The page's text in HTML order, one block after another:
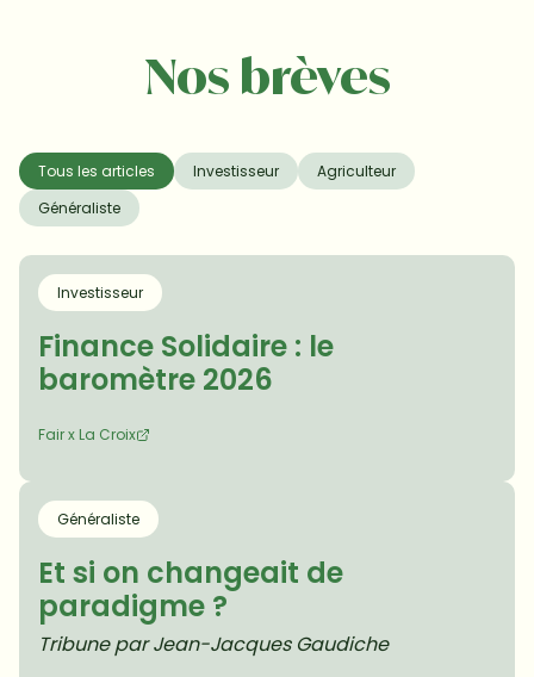
Nos brèves
Tous les articles Investisseur
Agriculteur
Généraliste
Investisseur
Finance Solidaire : le
baromètre 2026
Fair x La Croix
Généraliste
Et si on changeait de
paradigme ?
Tribune par Jean-Jacques Gaudiche